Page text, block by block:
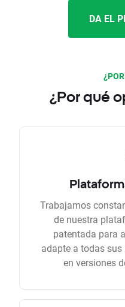
DA EL
¿Por qué
Trabajamos
de nuestra
patentada para
adapte a todas
en versiones